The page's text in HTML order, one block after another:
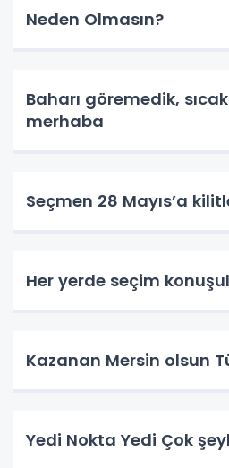
Neden Olmasın?
Baharı göremedik,
merhaba
Seçmen 28 Mayıs’a
Her yerde seçim
Kazanan Mersin olsun
Yedi Nokta Yedi Çok